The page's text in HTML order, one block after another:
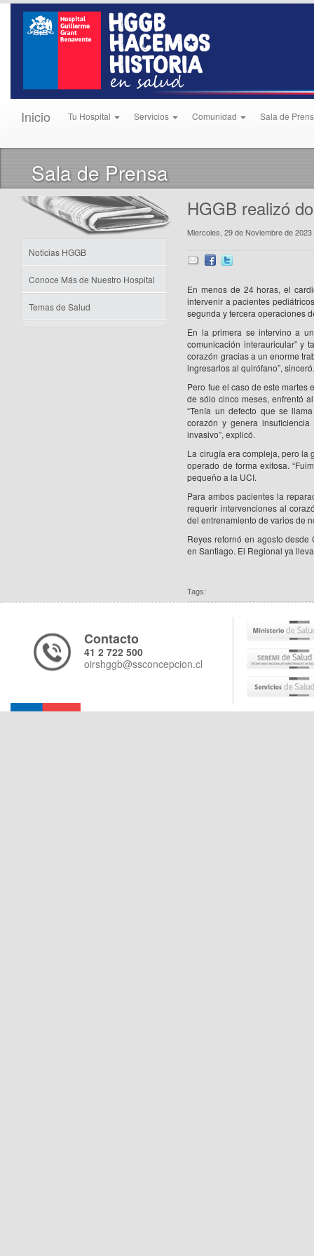
Inicio Tu Hospital Servicios Comunidad Sala de
Sala de Prensa
Noticias HGGB
Conoce Más de Nuestro Hospital
Temas de Salud
HGGB realizó
Miercoles, 29 de Noviembre de 2023
En menos de 24 horas, el
intervenir a pacientes
segunda y tercera operaciones
En la primera se intervino a
comunicación interauricular” y
corazón gracias a un enorme
ingresarlos al quirófano”,
Pero fue el caso de este martes
de sólo cinco meses, enfrentó
“Tenía un defecto que se
corazón y genera
invasivo”, explicó.
La cirugía era compleja, pero la
operado de forma exitosa.
pequeño a la UCI.
Para ambos pacientes la
requerir intervenciones al
del entrenamiento de varios de
Reyes retornó en agosto
en Santiago. El Regional ya
Tags:
Contacto
41 2 722 500
oirshggb@ssconcepcion.cl